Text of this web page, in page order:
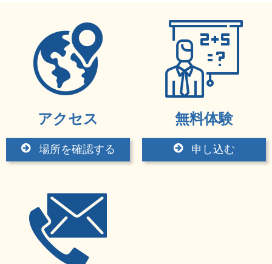
アクセス
場所を確認する
無料体験
申し込む